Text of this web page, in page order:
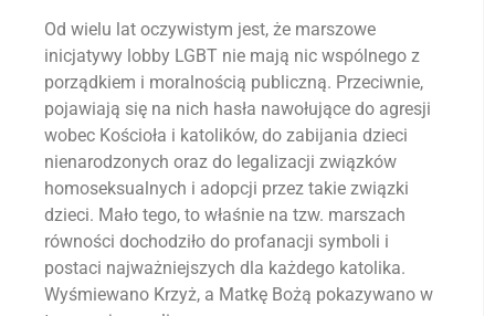
Od wielu lat oczywistym jest, że marszowe
inicjatywy lobby LGBT nie mają nic wspólnego z
porządkiem i moralnością publiczną. Przeciwnie,
pojawiają się na nich hasła nawołujące do agresji
wobec Kościoła i katolików, do zabijania dzieci
nienarodzonych oraz do legalizacji związków
homoseksualnych i adopcji przez takie związki
dzieci. Mało tego, to właśnie na tzw. marszach
równości dochodziło do profanacji symboli i
postaci najważniejszych dla każdego katolika.
Wyśmiewano Krzyż, a Matkę Bożą pokazywano w